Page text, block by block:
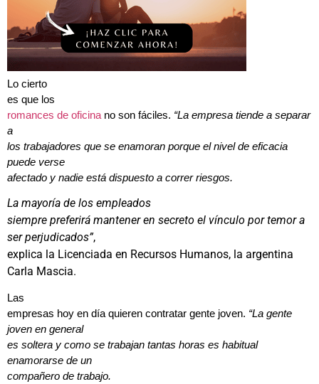
Lo cierto
es que los
romances de oficina no son fáciles. “La empresa tiende a separar
a
los trabajadores que se enamoran porque el nivel de eficacia
puede verse
afectado y nadie está dispuesto a correr riesgos.
La mayoría de los empleados
siempre preferirá mantener en secreto el vínculo por temor a
ser perjudicados”,
explica la Licenciada en Recursos Humanos, la argentina
Carla Mascia.
Las
empresas hoy en día quieren contratar gente joven. “La gente
joven en general
es soltera y como se trabajan tantas horas es habitual
enamorarse de un
compañero de trabajo.